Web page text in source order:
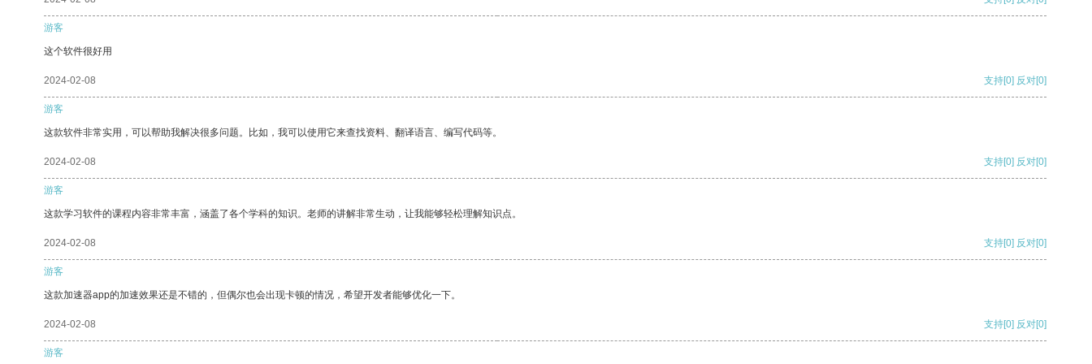
游客
这个软件很好用
2024-02-08 支持[0] 反对[0]
游客
这款软件非常实用，可以帮助我解决很多问题。比如，我可以使用它来查找资料、翻译语言、编写代码等。
2024-02-08 支持[0] 反对[0]
游客
这款学习软件的课程内容非常丰富，涵盖了各个学科的知识。老师的讲解非常生动，让我能够轻松理解知识点。
2024-02-08 支持[0] 反对[0]
游客
这款加速器app的加速效果还是不错的，但偶尔也会出现卡顿的情况，希望开发者能够优化一下。
2024-02-08 支持[0] 反对[0]
游客